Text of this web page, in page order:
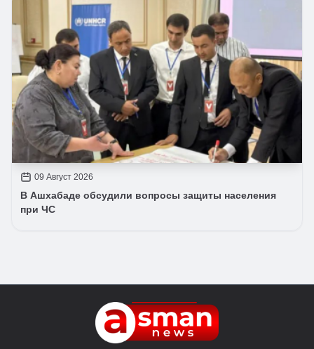
09 Август 2026
В Ашхабаде обсудили вопросы защиты населения
при ЧС